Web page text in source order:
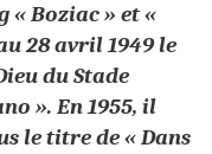
« Boziac » et «
28 avril 1949 le
du Stade
». En 1955, il
le titre de « Dans